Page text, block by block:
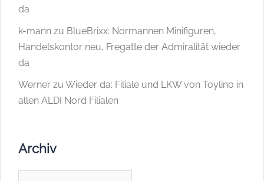
da
k-mann zu BlueBrixx: Normannen Minifiguren,
Handelskontor neu, Fregatte der Admiralität wieder
da
Werner zu Wieder da: Filiale und LKW von Toylino in
allen ALDI Nord Filialen
Archiv